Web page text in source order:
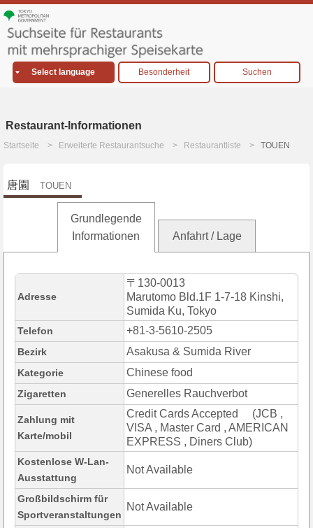
Select language Besonderheit Suchen
Restaurant-Informationen
Startseite Erweiterte Restaurantsuche Restaurantliste TOUEN
唐園 TOUEN
Grundlegende
Informationen
Anfahrt / Lage
Adresse
〒130-0013
Marutomo Bld.1F 1-7-18 Kinshi,
Sumida Ku, Tokyo
Telefon +81-3-5610-2505
Bezirk Asakusa & Sumida River
Kategorie Chinese food
Zigaretten Generelles Rauchverbot
Zahlung mit
Karte/mobil
Credit Cards Accepted (JCB ,
VISA , Master Card , AMERICAN
EXPRESS , Diners Club)
Kostenlose W-Lan-
Ausstattung
Not Available
Großbildschirm für
Sportveranstaltungen
Not Available